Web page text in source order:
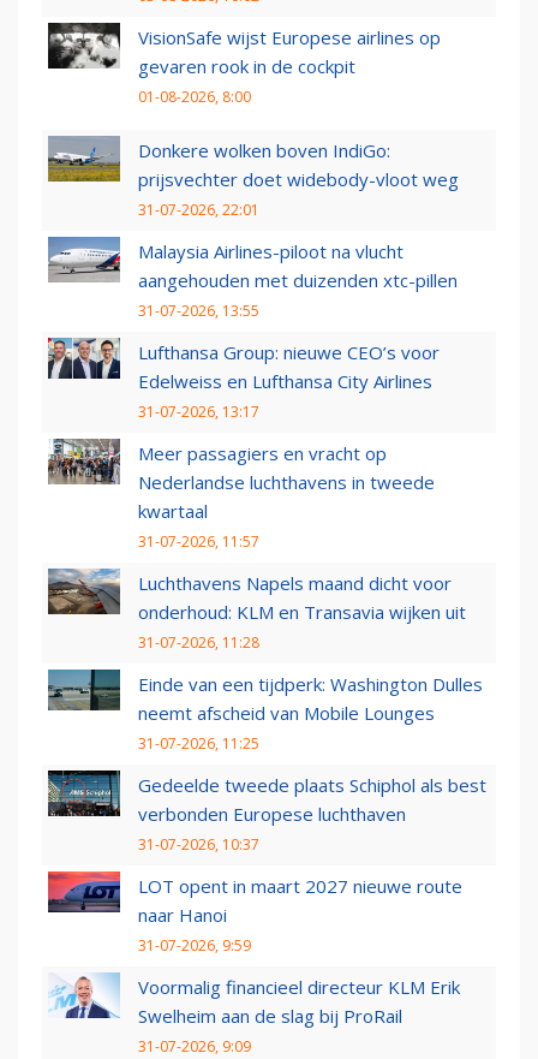
VisionSafe wijst Europese airlines op
gevaren rook in de cockpit
01-08-2026, 8:00
Donkere wolken boven IndiGo:
prijsvechter doet widebody-vloot weg
31-07-2026, 22:01
Malaysia Airlines-piloot na vlucht
aangehouden met duizenden xtc-pillen
31-07-2026, 13:55
Lufthansa Group: nieuwe CEO’s voor
Edelweiss en Lufthansa City Airlines
31-07-2026, 13:17
Meer passagiers en vracht op
Nederlandse luchthavens in tweede
kwartaal
31-07-2026, 11:57
Luchthavens Napels maand dicht voor
onderhoud: KLM en Transavia wijken uit
31-07-2026, 11:28
Einde van een tijdperk: Washington Dulles
neemt afscheid van Mobile Lounges
31-07-2026, 11:25
Gedeelde tweede plaats Schiphol als best
verbonden Europese luchthaven
31-07-2026, 10:37
LOT opent in maart 2027 nieuwe route
naar Hanoi
31-07-2026, 9:59
Voormalig financieel directeur KLM Erik
Swelheim aan de slag bij ProRail
31-07-2026, 9:09